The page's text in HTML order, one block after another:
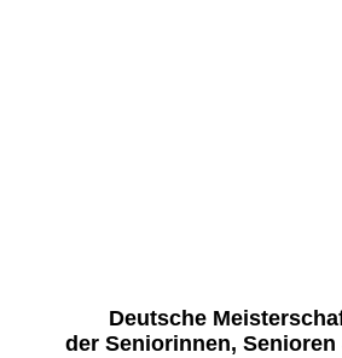
Deutsche
der Seniorinnen, Senioren